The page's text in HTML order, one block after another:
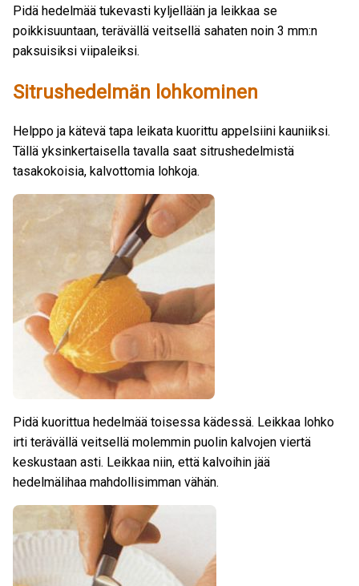
Pidä hedelmää tukevasti kyljellään ja leikkaa se
poikkisuuntaan, terävällä veitsellä sahaten noin 3 mm:n
paksuisiksi viipaleiksi.
Sitrushedelmän lohkominen
Helppo ja kätevä tapa leikata kuorittu appelsiini kauniiksi.
Tällä yksinkertaisella tavalla saat sitrushedelmistä
tasakokoisia, kalvottomia lohkoja.
Pidä kuorittua hedelmää toisessa kädessä. Leikkaa lohko
irti terävällä veitsellä molemmin puolin kalvojen viertä
keskustaan asti. Leikkaa niin, että kalvoihin jää
hedelmälihaa mahdollisimman vähän.